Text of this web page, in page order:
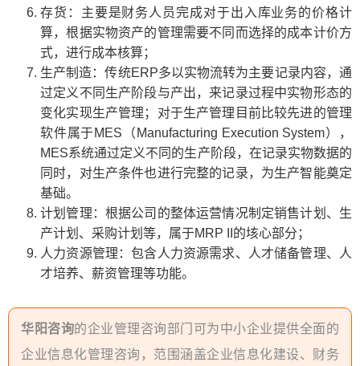
存货：主要是财务人员完成对于出入库业务的价格计
算，根据实物资产的管理需要不同而选择的成本计价方
式，进行成本核算；
生产制造：传统ERP多以实物流转为主要记录内容，通
过定义不同生产阶段与产出，来记录过程中实物形态的
变化实现生产管理；对于生产管理目前比较先进的管理
软件属于MES（Manufacturing Execution System），
MES系统通过定义不同的生产阶段，在记录实物数据的
同时，对生产条件也进行完整的记录，为生产智能奠定
基础。
计划管理：根据公司的整体运营情况制定销售计划、生
产计划、采购计划等，属于MRP II的垓心部分；
人力资源管理：包含人力资源需求、人才储备管理、人
才培养、薪资管理等功能。
华阳咨询的企业管理咨询部门可为中小企业提供全面的
企业信息化管理咨询，范围涵盖企业信息化建设、财务